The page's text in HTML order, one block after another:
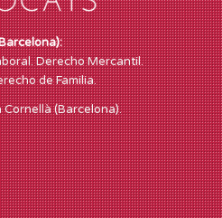
Derecho Mercantil.
de Familia.
(Barcelona).